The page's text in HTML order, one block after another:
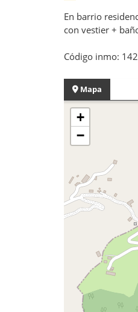
En barrio
con vestier +
Código inmo:
Mapa
+
−